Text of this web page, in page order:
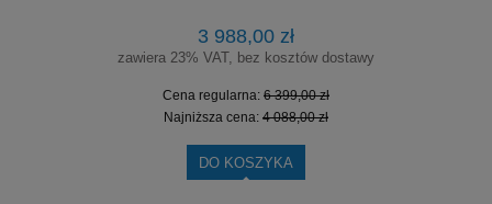
3 988,00 zł
zawiera 23% VAT, bez kosztów dostawy
Cena regularna: 6 399,00 zł
Najniższa cena: 4 088,00 zł
DO KOSZYKA